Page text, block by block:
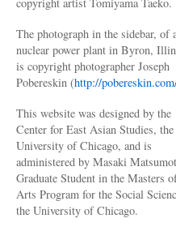
The photograph in the sidebar, of
nuclear power plant in Byron,
is copyright photographer Joseph
Pobereskin (http://
This website was designed by the
Center for East Asian Studies, the
University of Chicago, and is
administered by Masaki
Graduate Student in the Masters
Arts Program for the Social
the University of Chicago.